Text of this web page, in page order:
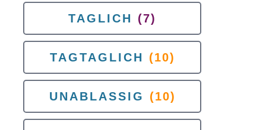
TAGLICH (7)
TAGTAGLICH (10)
UNABLASSIG (10)